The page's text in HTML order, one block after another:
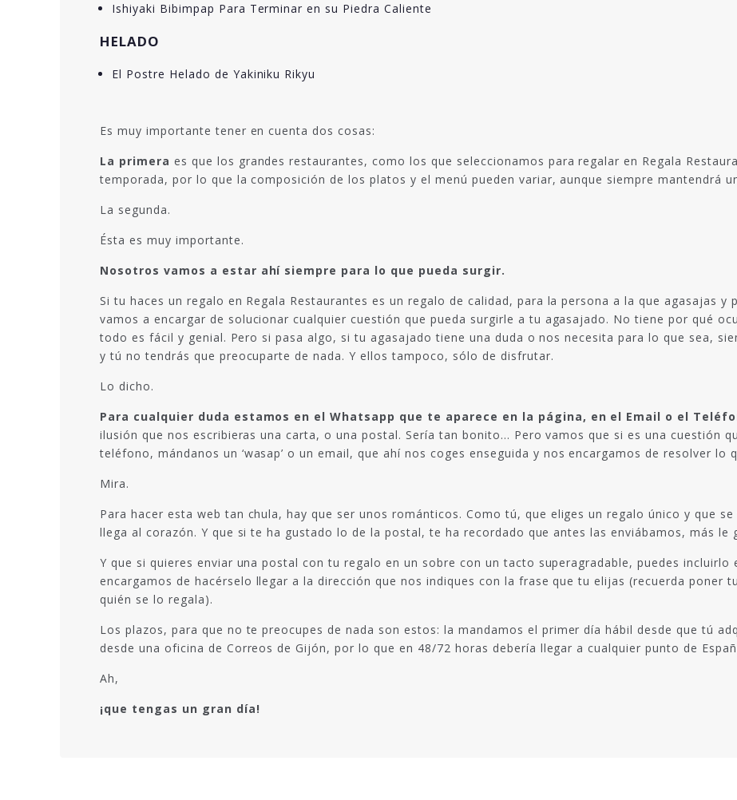
Ishiyaki Bibimpap Para Terminar en su Piedra Caliente
HELADO
El Postre Helado de Yakiniku Rikyu
Es muy importante tener en cuenta dos cosas:
La primera es que los grandes restaurantes, como los que seleccionamos para regalar en Regala
temporada, por lo que la composición de los platos y el menú pueden variar, aunque siempre mantendrá
La segunda.
Ésta es muy importante.
Nosotros vamos a estar ahí siempre para lo que pueda surgir.
Si tu haces un regalo en Regala Restaurantes es un regalo de calidad, para la persona a la que agasajas
vamos a encargar de solucionar cualquier cuestión que pueda surgirle a tu agasajado. No tiene por qué
todo es fácil y genial. Pero si pasa algo, si tu agasajado tiene una duda o nos necesita para lo que sea,
y tú no tendrás que preocuparte de nada. Y ellos tampoco, sólo de disfrutar.
Lo dicho.
Para cualquier duda estamos en el Whatsapp que te aparece en la página, en el Email o el
ilusión que nos escribieras una carta, o una postal. Sería tan bonito… Pero vamos que si es una cuestión
teléfono, mándanos un ‘wasap’ o un email, que ahí nos coges enseguida y nos encargamos de resolver lo
Mira.
Para hacer esta web tan chula, hay que ser unos románticos. Como tú, que eliges un regalo único y que
llega al corazón. Y que si te ha gustado lo de la postal, te ha recordado que antes las enviábamos, más le
Y que si quieres enviar una postal con tu regalo en un sobre con un tacto superagradable, puedes
encargamos de hacérselo llegar a la dirección que nos indiques con la frase que tu elijas (recuerda poner
quién se lo regala).
Los plazos, para que no te preocupes de nada son estos: la mandamos el primer día hábil desde que tú
desde una oficina de Correos de Gijón, por lo que en 48/72 horas debería llegar a cualquier punto de
Ah,
¡que tengas un gran día!